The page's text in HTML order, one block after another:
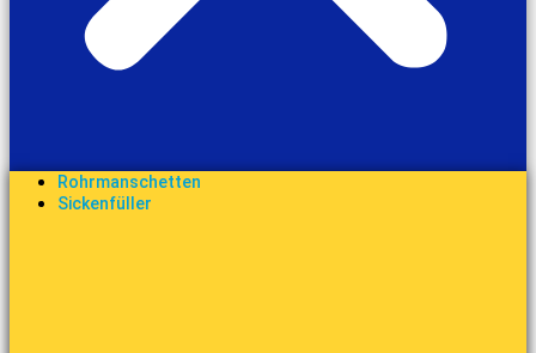
Rohrmanschetten
Sickenfüller